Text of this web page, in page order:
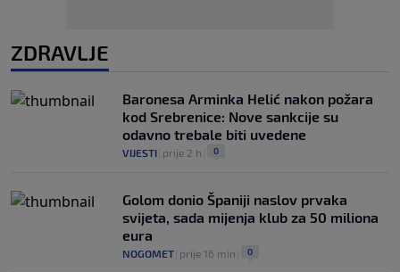
ZDRAVLJE
Baronesa Arminka Helić nakon požara
kod Srebrenice: Nove sankcije su
odavno trebale biti uvedene
VIJESTI prije 2 h 0
Golom donio Španiji naslov prvaka
svijeta, sada mijenja klub za 50 miliona
eura
NOGOMET prije 16 min 0